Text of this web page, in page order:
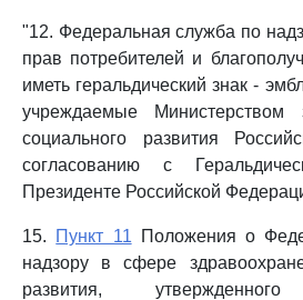
"12. Федеральная служба по
прав потребителей и
иметь геральдический знак -
учреждаемые Министерством
социального развития
согласованию с
Президенте Российской
15. Пункт 11 Положения о
надзору в сфере
развития, утвержденного